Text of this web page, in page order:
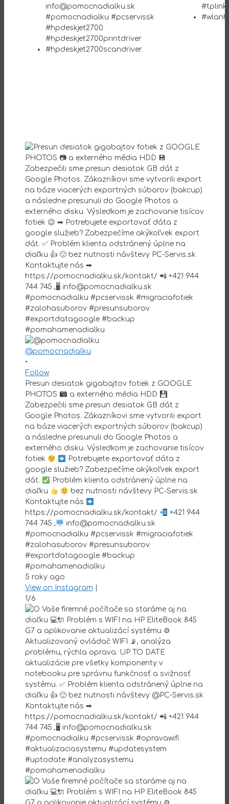
@pomocnadialku
•
Follow
Presun desiatok gigabajtov fotiek z GOOGLE
PHOTOS
a externého média HDD
Zabezpečili sme presun desiatok GB dát z
Google Photos. Zákazníkovi sme vytvorili export
na báze viacerých exportných súborov (bakcup)
a následne presunuli do Google Photos a
externého disku. Výsledkom je zachovanie tisícov
fotiek
Potrebujete exportovať dáta z
google služieb? Zabezpečíme akýkoľvek export
dát.
Problém klienta odstránený úplne na
diaľku
bez nutnosti návštevy PC-Servis.sk
Kontaktujte nás
https://pomocnadialku.sk/kontakt/
+421 944
744 745 ,
info@pomocnadialku.sk
#pomocnadialku #pcservissk #migraciafotiek
#zalohasuborov #presunsuborov
#exportdatagoogle #backup
#pomahamenadialku
5 roky ago
View on Instagram
1/6